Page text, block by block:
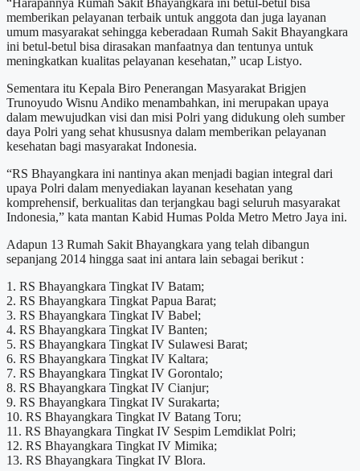
memberikan pelayanan terbaik untuk anggota dan juga layanan
umum masyarakat sehingga keberadaan Rumah Sakit Bhayangkara
ini betul-betul bisa dirasakan manfaatnya dan tentunya untuk
meningkatkan kualitas pelayanan kesehatan,” ucap Listyo.
Sementara itu Kepala Biro Penerangan Masyarakat Brigjen
Trunoyudo Wisnu Andiko menambahkan, ini merupakan upaya
dalam mewujudkan visi dan misi Polri yang didukung oleh sumber
daya Polri yang sehat khususnya dalam memberikan pelayanan
kesehatan bagi masyarakat Indonesia.
“RS Bhayangkara ini nantinya akan menjadi bagian integral dari
upaya Polri dalam menyediakan layanan kesehatan yang
komprehensif, berkualitas dan terjangkau bagi seluruh masyarakat
Indonesia,” kata mantan Kabid Humas Polda Metro Metro Jaya ini.
Adapun 13 Rumah Sakit Bhayangkara yang telah dibangun
sepanjang 2014 hingga saat ini antara lain sebagai berikut :
1. RS Bhayangkara Tingkat IV Batam;
2. RS Bhayangkara Tingkat Papua Barat;
3. RS Bhayangkara Tingkat IV Babel;
4. RS Bhayangkara Tingkat IV Banten;
5. RS Bhayangkara Tingkat IV Sulawesi Barat;
6. RS Bhayangkara Tingkat IV Kaltara;
7. RS Bhayangkara Tingkat IV Gorontalo;
8. RS Bhayangkara Tingkat IV Cianjur;
9. RS Bhayangkara Tingkat IV Surakarta;
10. RS Bhayangkara Tingkat IV Batang Toru;
11. RS Bhayangkara Tingkat IV Sespim Lemdiklat Polri;
12. RS Bhayangkara Tingkat IV Mimika;
13. RS Bhayangkara Tingkat IV Blora.